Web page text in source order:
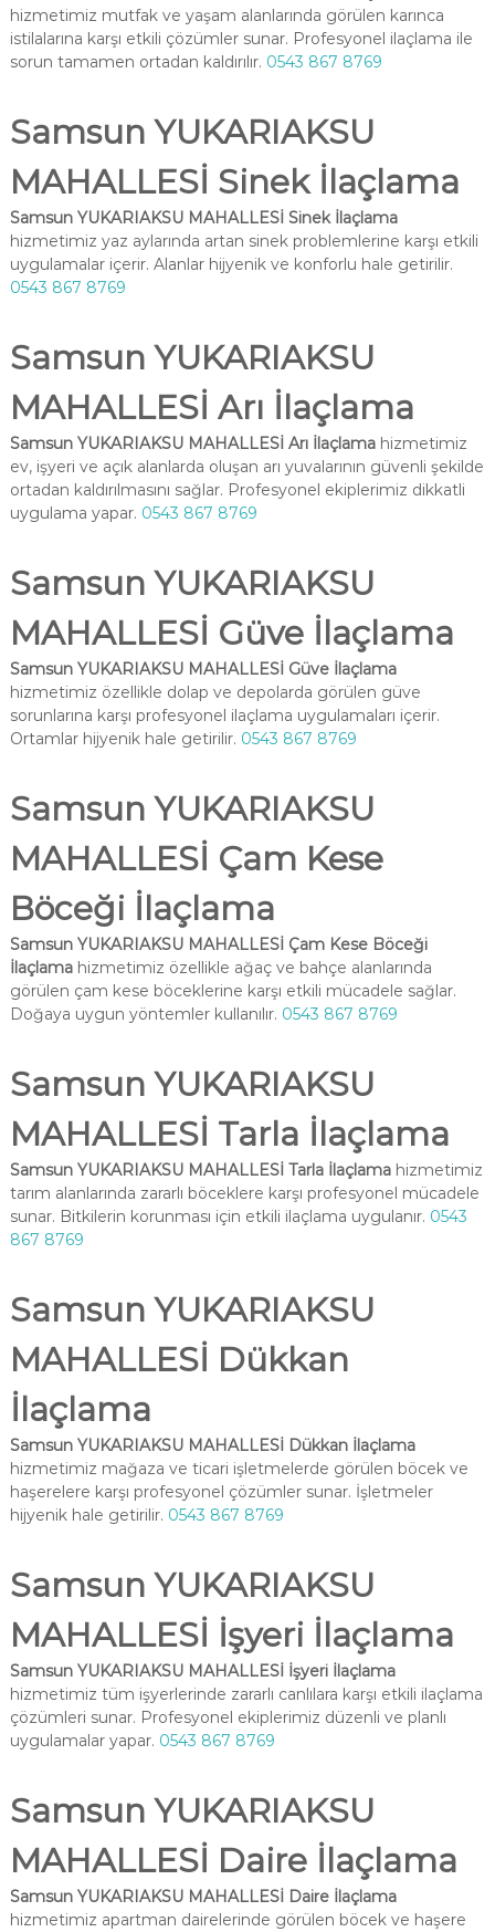
hizmetimiz mutfak ve yaşam alanlarında görülen karınca
istilalarına karşı etkili çözümler sunar. Profesyonel ilaçlama ile
sorun tamamen ortadan kaldırılır. 0543 867 8769
Samsun YUKARIAKSU
MAHALLESİ Sinek İlaçlama
Samsun YUKARIAKSU MAHALLESİ Sinek İlaçlama
hizmetimiz yaz aylarında artan sinek problemlerine karşı etkili
uygulamalar içerir. Alanlar hijyenik ve konforlu hale getirilir.
0543 867 8769
Samsun YUKARIAKSU
MAHALLESİ Arı İlaçlama
Samsun YUKARIAKSU MAHALLESİ Arı İlaçlamahizmetimiz
ev, işyeri ve açık alanlarda oluşan arı yuvalarının güvenli şekilde
ortadan kaldırılmasını sağlar. Profesyonel ekiplerimiz dikkatli
uygulama yapar. 0543 867 8769
Samsun YUKARIAKSU
MAHALLESİ Güve İlaçlama
Samsun YUKARIAKSU MAHALLESİ Güve İlaçlama
hizmetimiz özellikle dolap ve depolarda görülen güve
sorunlarına karşı profesyonel ilaçlama uygulamaları içerir.
Ortamlar hijyenik hale getirilir. 0543 867 8769
Samsun YUKARIAKSU
MAHALLESİ Çam Kese
Böceği İlaçlama
Samsun YUKARIAKSU MAHALLESİ Çam Kese Böceği
İlaçlamahizmetimiz özellikle ağaç ve bahçe alanlarında
görülen çam kese böceklerine karşı etkili mücadele sağlar.
Doğaya uygun yöntemler kullanılır. 0543 867 8769
Samsun YUKARIAKSU
MAHALLESİ Tarla İlaçlama
Samsun YUKARIAKSU MAHALLESİ Tarla İlaçlamahizmetimiz
tarım alanlarında zararlı böceklere karşı profesyonel mücadele
sunar. Bitkilerin korunması için etkili ilaçlama uygulanır. 0543
867 8769
Samsun YUKARIAKSU
MAHALLESİ Dükkan
İlaçlama
Samsun YUKARIAKSU MAHALLESİ Dükkan İlaçlama
hizmetimiz mağaza ve ticari işletmelerde görülen böcek ve
haşerelere karşı profesyonel çözümler sunar. İşletmeler
hijyenik hale getirilir. 0543 867 8769
Samsun YUKARIAKSU
MAHALLESİ İşyeri İlaçlama
Samsun YUKARIAKSU MAHALLESİ İşyeri İlaçlama
hizmetimiz tüm işyerlerinde zararlı canlılara karşı etkili ilaçlama
çözümleri sunar. Profesyonel ekiplerimiz düzenli ve planlı
uygulamalar yapar. 0543 867 8769
Samsun YUKARIAKSU
MAHALLESİ Daire İlaçlama
Samsun YUKARIAKSU MAHALLESİ Daire İlaçlama
hizmetimiz apartman dairelerinde görülen böcek ve haşere